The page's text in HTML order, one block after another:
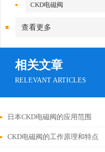
CKD电磁阀
查看更多
相关文章
RELEVANT ARTICLES
日本CKD电磁阀的应用范围
CKD电磁阀的工作原理和特点